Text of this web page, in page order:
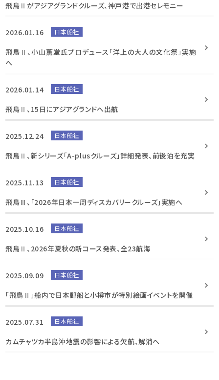
飛鳥Ⅱがアジアグランドクルーズ、神戸港で出港セレモニー
2026.01.16 日本船社
飛鳥Ⅱ、小山薫堂氏プロデュース「洋上の大人の文化祭」実施
へ
2026.01.14 日本船社
飛鳥Ⅱ、15日にアジアグランドへ出航
2025.12.24 日本船社
飛鳥Ⅱ、新シリーズ「A-plusクルーズ」詳細発表、前後泊を充実
2025.11.13 日本船社
飛鳥Ⅲ、「2026年日本一周ディスカバリークルーズ」実施へ
2025.10.16 日本船社
飛鳥Ⅱ、2026年夏秋の新コース発表、全23航海
2025.09.09 日本船社
「飛鳥Ⅱ」船内で日本郵船と小樽市が特別絵画イベントを開催
2025.07.31 日本船社
カムチャツカ半島沖地震の影響による欠航、解消へ